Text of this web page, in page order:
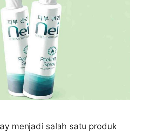
menjadi salah satu produk